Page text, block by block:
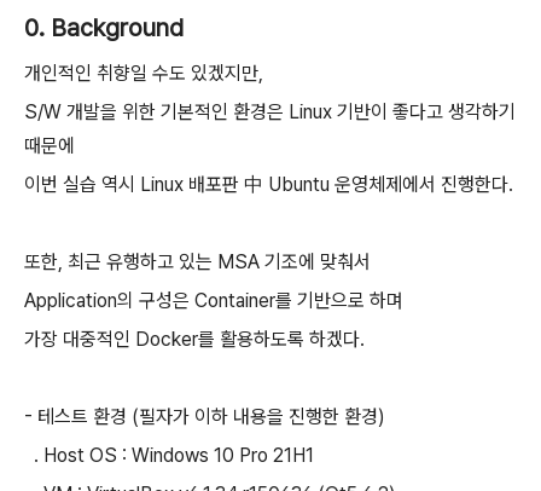
0. Background
개인적인 취향일 수도 있겠지만,
S/W 개발을 위한 기본적인 환경은 Linux 기반이 좋다고 생각하기
때문에
이번 실습 역시 Linux 배포판 中 Ubuntu 운영체제에서 진행한다.
또한, 최근 유행하고 있는 MSA 기조에 맞춰서
Application의 구성은 Container를 기반으로 하며
가장 대중적인 Docker를 활용하도록 하겠다.
- 테스트 환경 (필자가 이하 내용을 진행한 환경)
. Host OS : Windows 10 Pro 21H1